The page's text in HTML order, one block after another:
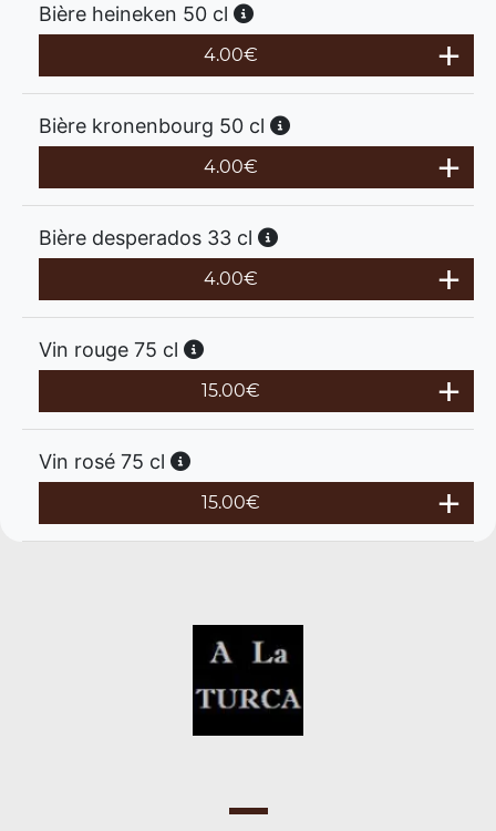
Bière heineken 50 cl
4.00€
Bière kronenbourg 50 cl
4.00€
Bière desperados 33 cl
4.00€
Vin rouge 75 cl
15.00€
Vin rosé 75 cl
15.00€